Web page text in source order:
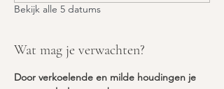
Bekijk alle 5 datums
Wat mag je verwachten?
Door verkoelende en milde houdingen je